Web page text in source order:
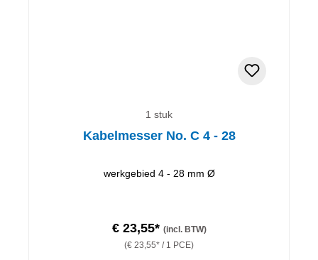
1 stuk
Kabelmesser No. C 4 - 28
werkgebied 4 - 28 mm Ø
€ 23,55* (incl. BTW)
(€ 23,55* / 1 PCE)